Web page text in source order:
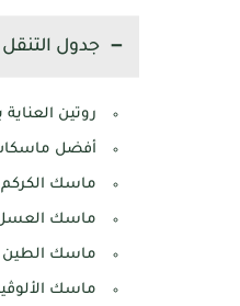
جدول التنقل
روتين
أفضل
ماسك الكركم
ماسك العسل
ماسك الطين
ماسك